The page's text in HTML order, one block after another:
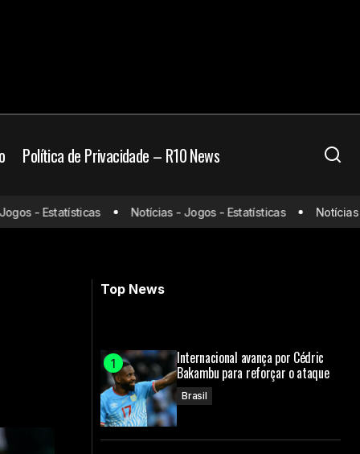
Política de Privacidade – R10 News
Jogos de hoje (03/02/25) ao vivo de
futebol: onde assistir e horário
- Estatísticas Notícias - Jogos - Estatísticas Notícias -
Top News
Internacional avança por Cédric
Bakambu para reforçar o ataque
Brasil